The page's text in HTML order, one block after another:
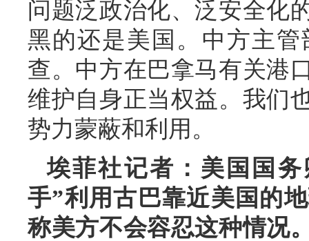
问题泛政治化、泛安全化
黑的还是美国。中方主
查。中方在巴拿马有关港
维护自身正当权益。我们
势力蒙蔽和利用。
埃菲社记者：美国国
手”利用古巴靠近美国的
称美方不会容忍这种情况